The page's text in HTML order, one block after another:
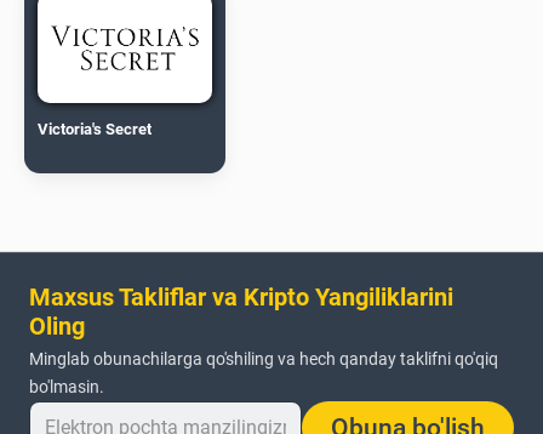
Victoria's Secret
Maxsus Takliflar va Kripto Yangiliklarini
Oling
Minglab obunachilarga qo'shiling va hech qanday taklifni qo'qiq
bo'lmasin.
Obuna bo'lish